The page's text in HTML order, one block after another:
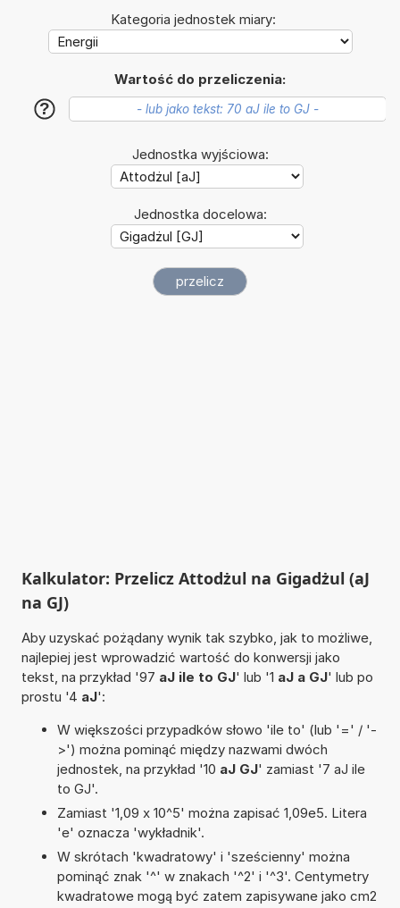
Kategoria jednostek miary:
Wartość do przeliczenia:
?
Jednostka wyjściowa:
Jednostka docelowa:
Kalkulator: Przelicz Attodżul na Gigadżul (aJ
na GJ)
Aby uzyskać pożądany wynik tak szybko, jak to możliwe,
najlepiej jest wprowadzić wartość do konwersji jako
tekst, na przykład '97 aJ ile to GJ' lub '1 aJ a GJ' lub po
prostu '4 aJ':
W większości przypadków słowo 'ile to' (lub '=' / '-
>') można pominąć między nazwami dwóch
jednostek, na przykład '10 aJ GJ' zamiast '7 aJ ile
to GJ'.
Zamiast '1,09 x 10^5' można zapisać 1,09e5. Litera
'e' oznacza 'wykładnik'.
W skrótach 'kwadratowy' i 'sześcienny' można
pominąć znak '^' w znakach '^2' i '^3'. Centymetry
kwadratowe mogą być zatem zapisywane jako cm2